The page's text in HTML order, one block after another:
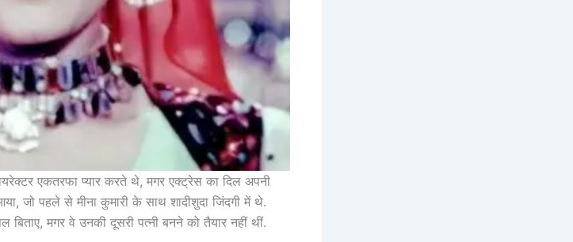
एकतरफा प्यार करते थे, मगर एक्ट्रेस का दिल अपनी
जो पहले से मीना कुमारी के साथ शादीशुदा जिंदगी में थे.
मगर वे उनकी दूसरी पत्नी बनने को तैयार नहीं थीं.